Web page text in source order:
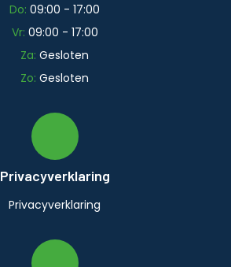
Do:09:00 - 17:00
Vr: 09:00 - 17:00
Za:Gesloten
Zo:Gesloten
Privacyverklaring
Privacyverklaring